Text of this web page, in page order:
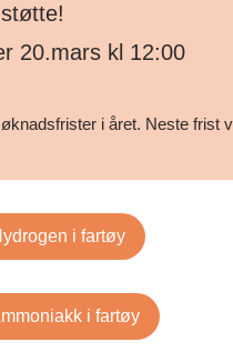
20.mars kl 12:00
i året. Neste frist
i fartøy
i fartøy